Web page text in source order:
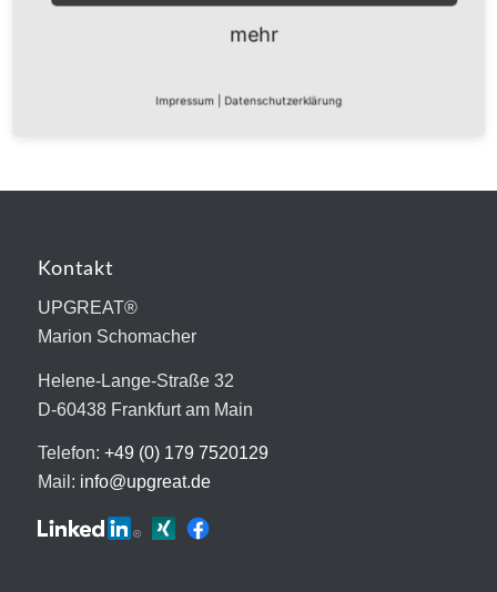
0 KOMMENTARE
Kontakt
UPGREAT®
Marion Schomacher
Helene-Lange-Straße 32
D-60438 Frankfurt am Main
Telefon: +49 (0) 179 7520129
Mail: info@upgreat.de
mehr
Impressum Datenschutzerklärung